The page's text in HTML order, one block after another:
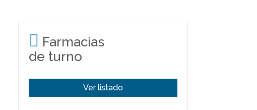
Farmacias
de turno
Ver listado